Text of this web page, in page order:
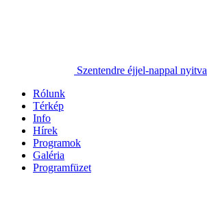
Szentendre éjjel-nappal nyitva
Rólunk
Térkép
Info
Hírek
Programok
Galéria
Programfüzet